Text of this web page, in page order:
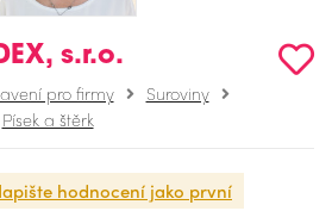
s.r.o.
pro firmy
Suroviny
Písek a štěrk
hodnocení jako první